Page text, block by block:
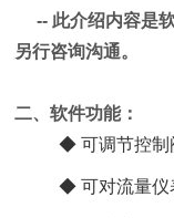
-- 此介绍内容是
另行咨询沟通。
二、软件功能：
◆ 可调节控制
◆ 可对流量仪